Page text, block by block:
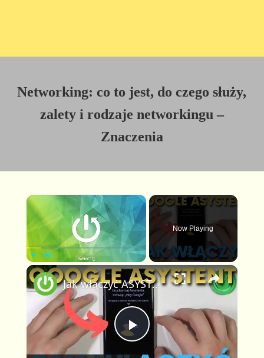
Networking: co to jest, do czego służy,
zalety i rodzaje networkingu –
Znaczenia
×
P
l n
m
u
l
l
c
Now Playing
×
P
Jak włączyć ASYSTENTA GOOGLE w 2023? Pełna konfiguracja Google Assistant na telefonie i tablecie